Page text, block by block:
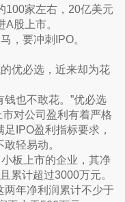
100家左右，20亿美元
股上市。
，要冲刺IPO。
优必选，近来却为花
钱也不敢花。”优必选
对公司盈利有着严格
IPO盈利指标要求，
轻易动。
板上市的企业，其净
累计超过3000万元。
两年净利润累计不少于